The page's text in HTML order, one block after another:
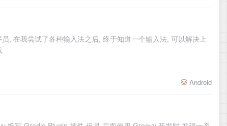
, 在我尝试了各种输入法之后, 终于知道一个输入法, 可以解决上
Android